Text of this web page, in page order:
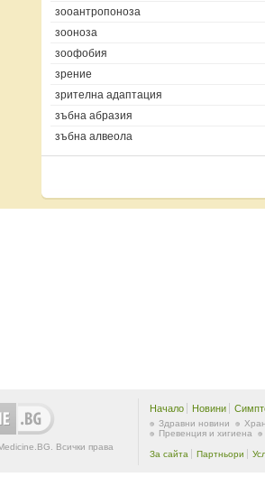
зооантропоноза
зооноза
зоофобия
зрение
зрителна адаптация
зъбна абразия
зъбна алвеола
Всички права
Начало Новини
Здравни новини
Превенция и хигиена
За сайта Партньори